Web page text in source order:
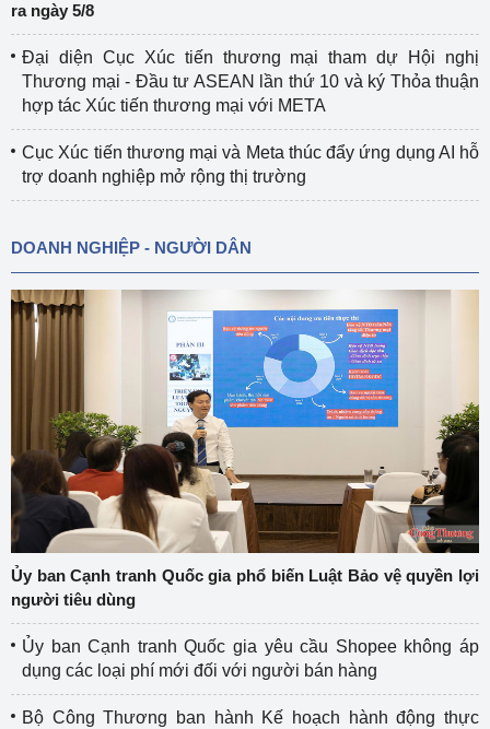
ra ngày 5/8
Đại diện Cục Xúc tiến thương mại tham dự Hội nghị
Thương mại - Đầu tư ASEAN lần thứ 10 và ký Thỏa thuận
hợp tác Xúc tiến thương mại với META
Cục Xúc tiến thương mại và Meta thúc đẩy ứng dụng AI hỗ
trợ doanh nghiệp mở rộng thị trường
DOANH NGHIỆP - NGƯỜI DÂN
Ủy ban Cạnh tranh Quốc gia phổ biến Luật Bảo vệ quyền lợi
người tiêu dùng
Ủy ban Cạnh tranh Quốc gia yêu cầu Shopee không áp
dụng các loại phí mới đối với người bán hàng
Bộ Công Thương ban hành Kế hoạch hành động thực